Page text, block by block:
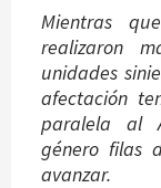
Mientras
realizaron
unidades
afectación
paralela al
género filas
avanzar.